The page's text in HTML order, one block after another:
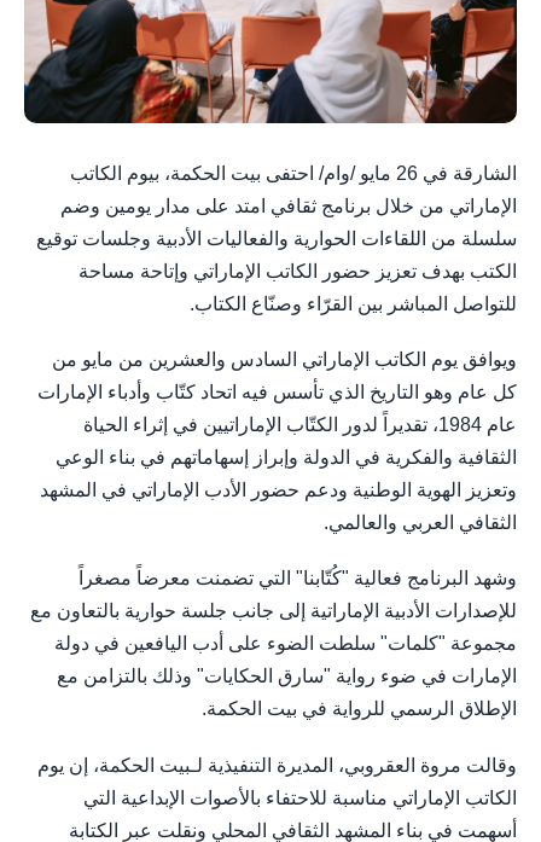
الشارقة في 26 مايو /وام/ احتفى بيت الحكمة، بيوم الكاتب
الإماراتي من خلال برنامج ثقافي امتد على مدار يومين وضم
سلسلة من اللقاءات الحوارية والفعاليات الأدبية وجلسات توقيع
الكتب بهدف تعزيز حضور الكاتب الإماراتي وإتاحة مساحة
للتواصل المباشر بين القرّاء وصنّاع الكتاب.
ويوافق يوم الكاتب الإماراتي السادس والعشرين من مايو من
كل عام وهو التاريخ الذي تأسس فيه اتحاد كتّاب وأدباء الإمارات
عام 1984، تقديراً لدور الكتّاب الإماراتيين في إثراء الحياة
الثقافية والفكرية في الدولة وإبراز إسهاماتهم في بناء الوعي
وتعزيز الهوية الوطنية ودعم حضور الأدب الإماراتي في المشهد
الثقافي العربي والعالمي.
وشهد البرنامج فعالية "كُتّابنا" التي تضمنت معرضاً مصغراً
للإصدارات الأدبية الإماراتية إلى جانب جلسة حوارية بالتعاون مع
مجموعة "كلمات" سلطت الضوء على أدب اليافعين في دولة
الإمارات في ضوء رواية "سارق الحكايات" وذلك بالتزامن مع
الإطلاق الرسمي للرواية في بيت الحكمة.
وقالت مروة العقروبي، المديرة التنفيذية لـبيت الحكمة، إن يوم
الكاتب الإماراتي مناسبة للاحتفاء بالأصوات الإبداعية التي
أسهمت في بناء المشهد الثقافي المحلي ونقلت عبر الكتابة